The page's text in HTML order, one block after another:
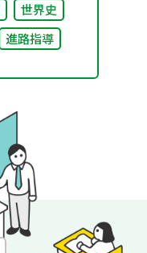
世界史
進路指導